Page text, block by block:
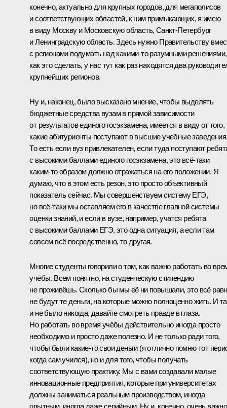
конечно, актуально для крупных городов, для мегаполисов
и соответствующих областей, к ним примыкающих, я имею
в виду Москву и Московскую область, Санкт-Петербург
и Ленинградскую область. Здесь нужно Правительству
с регионами подумать над какими‑то разумными решениями,
как это сделать, у нас тут как раз находятся два
крупнейших регионов.
Ну и, наконец, было высказано мнение, чтобы выделять
бюджетные средства вузам в прямой зависимости
от результатов единого госэкзамена, имеется в виду от того,
какие абитуриенты поступают в высшие учебные
То есть если вуз привлекателен, если туда поступают
с высокими баллами единого госэкзамена, это всё‑таки
каким‑то образом должно отражаться на его положении. Я
думаю, что в этом есть резон, это просто объективный
показатель сейчас. Мы совершенствуем систему ЕГЭ,
но всё‑таки мы оставляем его в качестве главной системы
оценки знаний, и если в вузе, например, учатся ребята
с высокими баллами ЕГЭ, это одна ситуация, а если там
совсем всё посредственно, то другая.
Многие студенты говорили о том, как важно работать во
учёбы. Всем понятно, на студенческую стипендию
не проживёшь. Сколько бы мы её ни повышали, это всё
не будут те деньги, на которые можно полноценно жить. И
и не было никогда, давайте смотреть правде в глаза.
Но работать во время учёбы действительно иногда просто
необходимо и просто даже полезно. И не только ради того,
чтобы были какие‑то свои деньги (я отлично помню тот
когда сам учился), но и для того, чтобы получать
соответствующую практику. Мы с вами создавали малые
инновационные предприятия, которые при университетах
должны заниматься реальным производством, иногда
опытным, иногда даже серийным. Ну и, конечно, очень важно